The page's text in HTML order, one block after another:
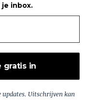
inbox.
updates. Uitschrijven kan